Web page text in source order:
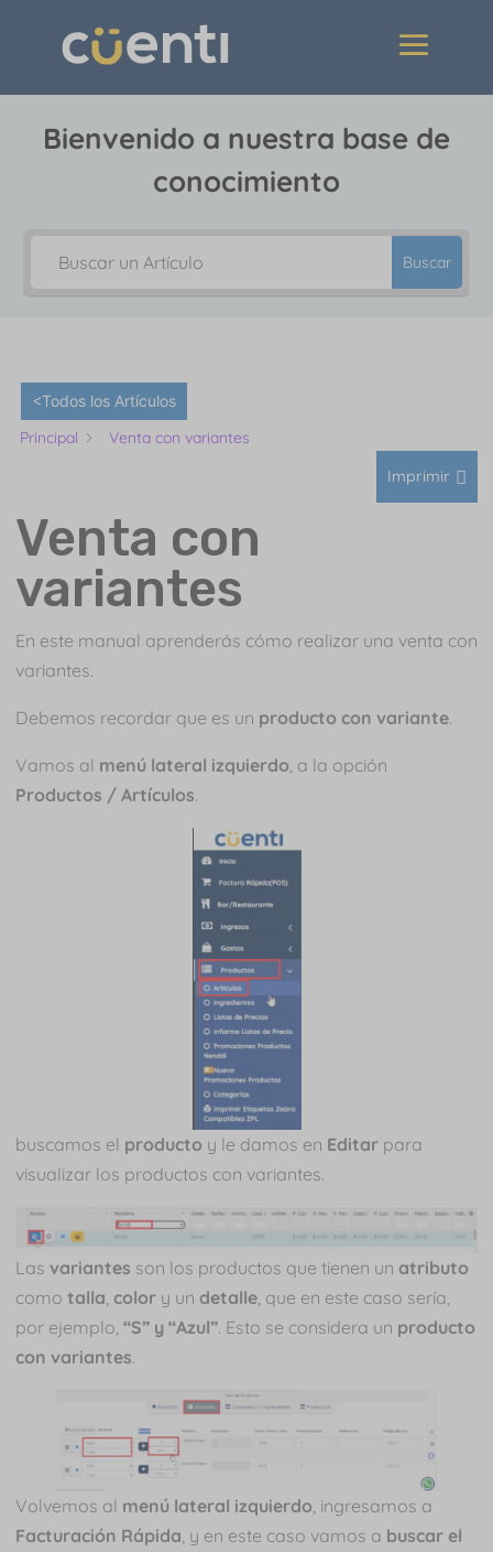
Bienvenido a nuestra base de
conocimiento
Buscar
<Todos los Artículos
Principal
Venta con variantes
Imprimir
Venta con
variantes
En este manual aprenderás cómo realizar una venta con
variantes.
Debemos recordar que es un producto con variante.
Vamos al menú lateral izquierdo , a la opción
Productos / Artículos.
buscamos el producto y le damos en Editar para
visualizar los productos con variantes.
Las variantes son los productos que tienen un atributo
como talla color y un detalle , que en este caso sería,
por ejemplo, “S” y “Azul”. Esto se considera un producto
con variantes.
Volvemos al menú lateral izquierdo , ingresamos a
Facturación Rápida , y en este caso vamos a buscar el